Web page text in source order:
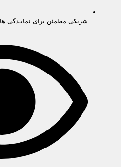
شریکی مطمئن برای نمایندگی ها